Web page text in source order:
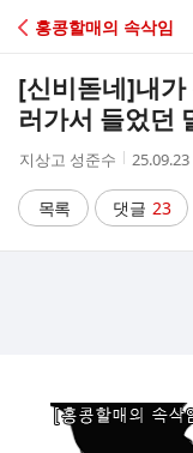
C
A
홍콩할매의 속삭임
[신비돋네]내
러가서 들었던
작
자
지상고 성준수
작
시
간
25.09.23
목록 댓글 23